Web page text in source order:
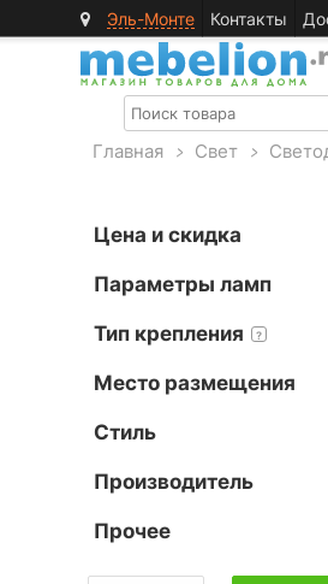
Эль-Монте Контакты
Главная > Свет >
Цена и скидка
Параметры ламп
Тип крепления ?
Место размещения
Стиль
Производитель
Прочее